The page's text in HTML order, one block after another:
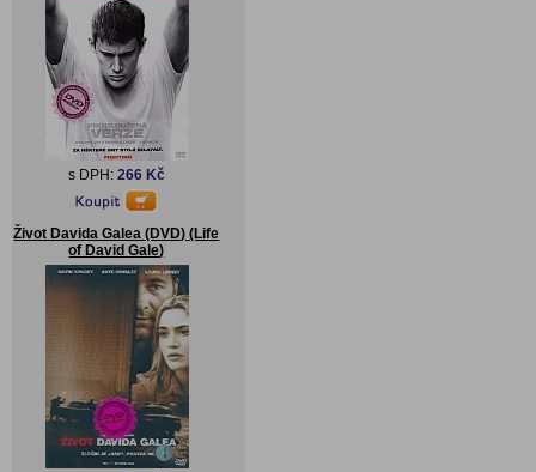
s DPH: 266 Kč
Život Davida Galea (DVD) (Life
of David Gale)